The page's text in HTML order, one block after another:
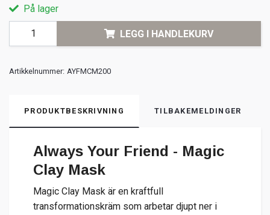
På lager
LEGG I HANDLEKURV
Artikkelnummer: AYFMCM200
PRODUKTBESKRIVNING TILBAKEMELDINGER
Always Your Friend - Magic
Clay Mask
Magic Clay Mask är en kraftfull
transformationskräm som arbetar djupt ner i